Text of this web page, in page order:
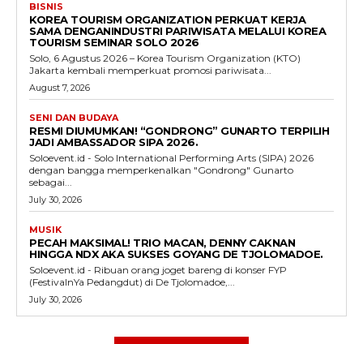
BISNIS
KOREA TOURISM ORGANIZATION PERKUAT KERJA
SAMA DENGANINDUSTRI PARIWISATA MELALUI KOREA
TOURISM SEMINAR SOLO 2026
Solo, 6 Agustus 2026 – Korea Tourism Organization (KTO)
Jakarta kembali memperkuat promosi pariwisata...
August 7, 2026
SENI DAN BUDAYA
RESMI DIUMUMKAN! “GONDRONG” GUNARTO TERPILIH
JADI AMBASSADOR SIPA 2026.
Soloevent.id - Solo International Performing Arts (SIPA) 2026
dengan bangga memperkenalkan "Gondrong" Gunarto
sebagai...
July 30, 2026
MUSIK
PECAH MAKSIMAL! TRIO MACAN, DENNY CAKNAN
HINGGA NDX AKA SUKSES GOYANG DE TJOLOMADOE.
Soloevent.id - Ribuan orang joget bareng di konser FYP
(FestivalnYa Pedangdut) di De Tjolomadoe,...
July 30, 2026